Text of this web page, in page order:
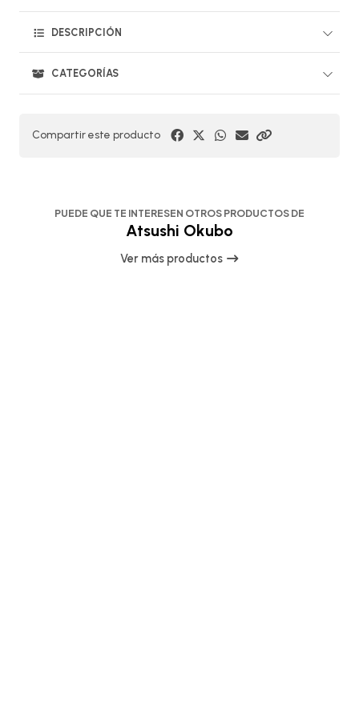
DESCRIPCIÓN
CATEGORÍAS
Compartir este producto
PUEDE QUE TE INTERESEN OTROS PRODUCTOS DE
Atsushi Okubo
Ver más productos